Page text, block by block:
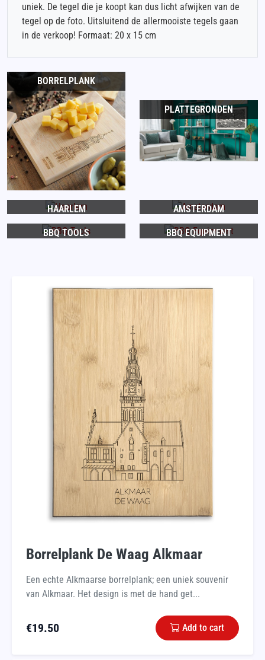
uniek. De tegel die je koopt kan dus licht afwijken van de
tegel op de foto. Uitsluitend de allermooiste tegels gaan
in de verkoop! Formaat: 20 x 15 cm
BORRELPLANK
PLATTEGRONDEN
HAARLEM AMSTERDAM
BBQ TOOLS BBQ EQUIPMENT
Borrelplank De Waag Alkmaar
Een echte Alkmaarse borrelplank; een uniek souvenir
van Alkmaar. Het design is met de hand get...
€19.50 Add to cart